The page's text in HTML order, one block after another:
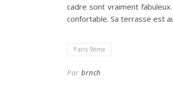
cadre sont vraiment
confortable. Sa terrasse est
Paris 9ème
Par brnch